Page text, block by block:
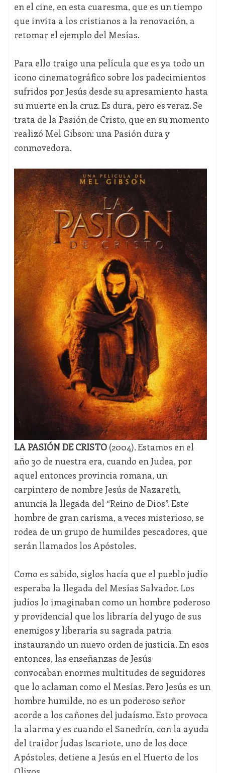
en el cine, en esta cuaresma, que es un tiempo
que invita a los cristianos a la renovación, a
retomar el ejemplo del Mesías.
Para ello traigo una película que es ya todo un
icono cinematográfico sobre los padecimientos
sufridos por Jesús desde su apresamiento hasta
su muerte en la cruz. Es dura, pero es veraz. Se
trata de la Pasión de Cristo, que en su momento
realizó Mel Gibson: una Pasión dura y
conmovedora.
LA PASIÓN DE CRISTO (2004). Estamos en el
año 30 de nuestra era, cuando en Judea, por
aquel entonces provincia romana, un
carpintero de nombre Jesús de Nazareth,
anuncia la llegada del “Reino de Dios”. Este
hombre de gran carisma, a veces misterioso, se
rodea de un grupo de humildes pescadores, que
serán llamados los Apóstoles.
Como es sabido, siglos hacía que el pueblo judío
esperaba la llegada del Mesías Salvador. Los
judíos lo imaginaban como un hombre poderoso
y providencial que los libraría del yugo de sus
enemigos y liberaría su sagrada patria
instaurando un nuevo orden de justicia. En esos
entonces, las enseñanzas de Jesús
convocaban enormes multitudes de seguidores
que lo aclaman como el Mesías. Pero Jesús es un
hombre humilde, no es un poderoso señor
acorde a los cañones del judaísmo. Esto provoca
la alarma y es cuando el Sanedrín, con la ayuda
del traidor Judas Iscariote, uno de los doce
Apóstoles, detiene a Jesús en el Huerto de los